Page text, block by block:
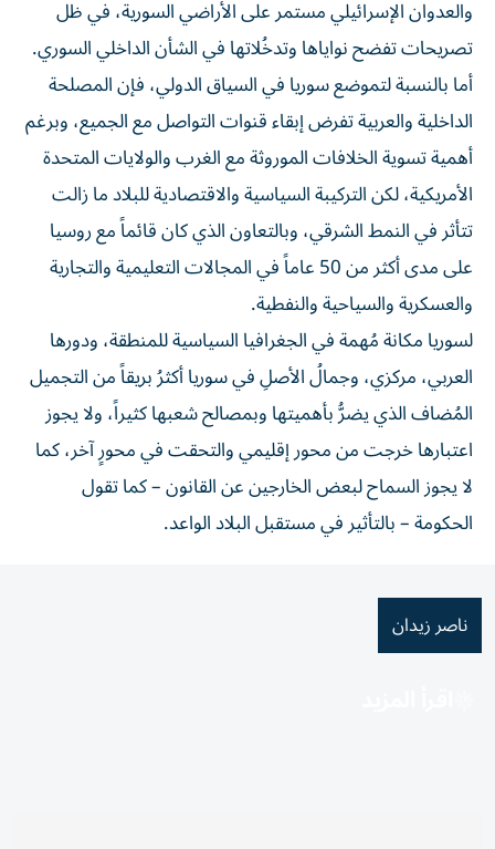
والعدوان الإسرائيلي مستمر على الأراضي السورية، في ظل
تصريحات تفضح نواياها وتدخُلاتها في الشأن الداخلي السوري.
أما بالنسبة لتموضع سوريا في السياق الدولي، فإن المصلحة
الداخلية والعربية تفرض إبقاء قنوات التواصل مع الجميع، وبرغم
أهمية تسوية الخلافات الموروثة مع الغرب والولايات المتحدة
الأمريكية، لكن التركيبة السياسية والاقتصادية للبلاد ما زالت
تتأثر في النمط الشرقي، وبالتعاون الذي كان قائماً مع روسيا
على مدى أكثر من 50 عاماً في المجالات التعليمية والتجارية
والعسكرية والسياحية والنفطية.
لسوريا مكانة مُهمة في الجغرافيا السياسية للمنطقة، ودورها
العربي، مركزي، وجمالُ الأصلِ في سوريا أكثرُ بريقاً من التجميل
المُضاف الذي يضرُّ بأهميتها وبمصالح شعبها كثيراً، ولا يجوز
اعتبارها خرجت من محور إقليمي والتحقت في محورٍ آخر، كما
لا يجوز السماح لبعض الخارجين عن القانون – كما تقول
الحكومة – بالتأثير في مستقبل البلاد الواعد.
ناصر زيدان